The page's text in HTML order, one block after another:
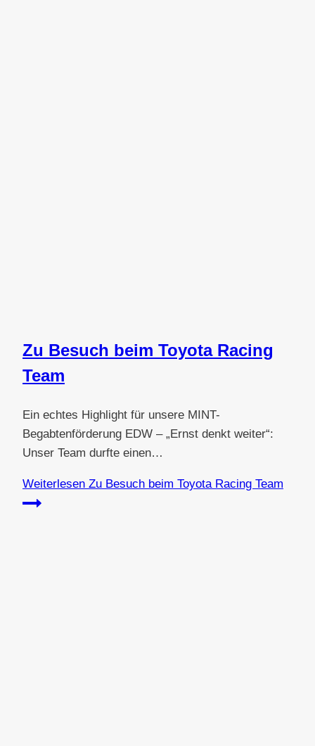
Zu Besuch beim Toyota Racing
Team
Ein echtes Highlight für unsere MINT-
Begabtenförderung EDW – „Ernst denkt weiter“:
Unser Team durfte einen…
Weiterlesen Zu Besuch beim Toyota Racing Team